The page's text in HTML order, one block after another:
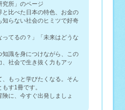
究所」のページ
と比べた日本の特色、お金の
知らない社会のヒミツで好奇
ってるの？」「未来はどうな
知識を身につけながら、この
社会で生き抜く力もアッ
、もっと学びたくなる。そん
す1冊です。
に、今すぐ出発しましょ